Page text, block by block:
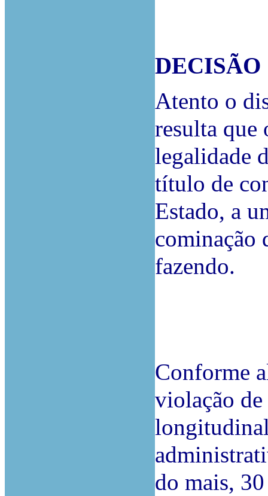
DECISÃO
Atento o
resulta que
legalidade
título de
Estado, a
cominação
fazendo.
Conforme
violação
do mais,